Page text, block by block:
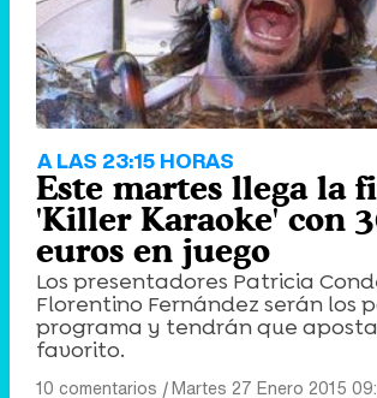
A LAS 23:15 HORAS
Este martes llega la
'Killer Karaoke' con
euros en juego
Los presentadores Patricia
Florentino Fernández serán los
programa y tendrán que
favorito.
10 comentarios |Martes 27 Enero 2015